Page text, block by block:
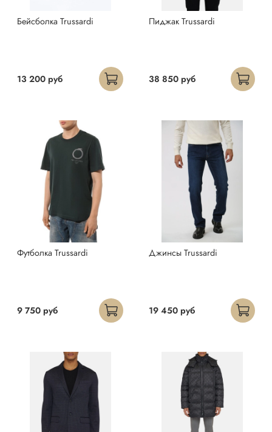
Бейсболка Trussardi
13 200 руб
Пиджак Trussardi
38 850 руб
Футболка Trussardi
9 750 руб
Джинсы Trussardi
19 450 руб